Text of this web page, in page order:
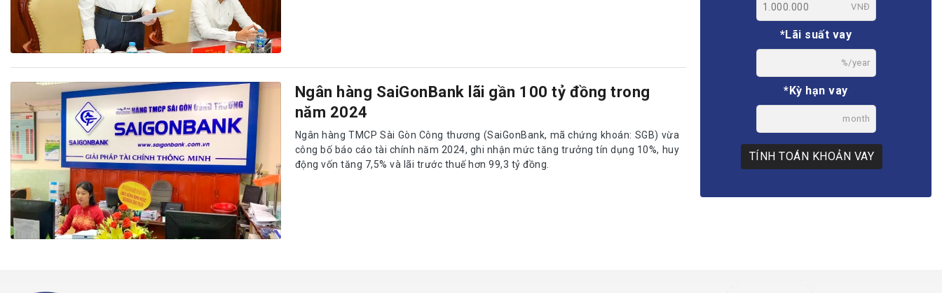
Ngân hàng SaiGonBank lãi gần 100 tỷ đồng trong
năm 2024
Ngân hàng TMCP Sài Gòn Công thương (SaiGonBank, mã chứng khoán: SGB) vừa
công bố báo cáo tài chính năm 2024, ghi nhận mức tăng trưởng tín dụng 10%, huy
động vốn tăng 7,5% và lãi trước thuế hơn 99,3 tỷ đồng.
VNĐ
*Lãi suất vay
%/year
*Kỳ hạn vay
month
TÍNH TOÁN KHOẢN VAY